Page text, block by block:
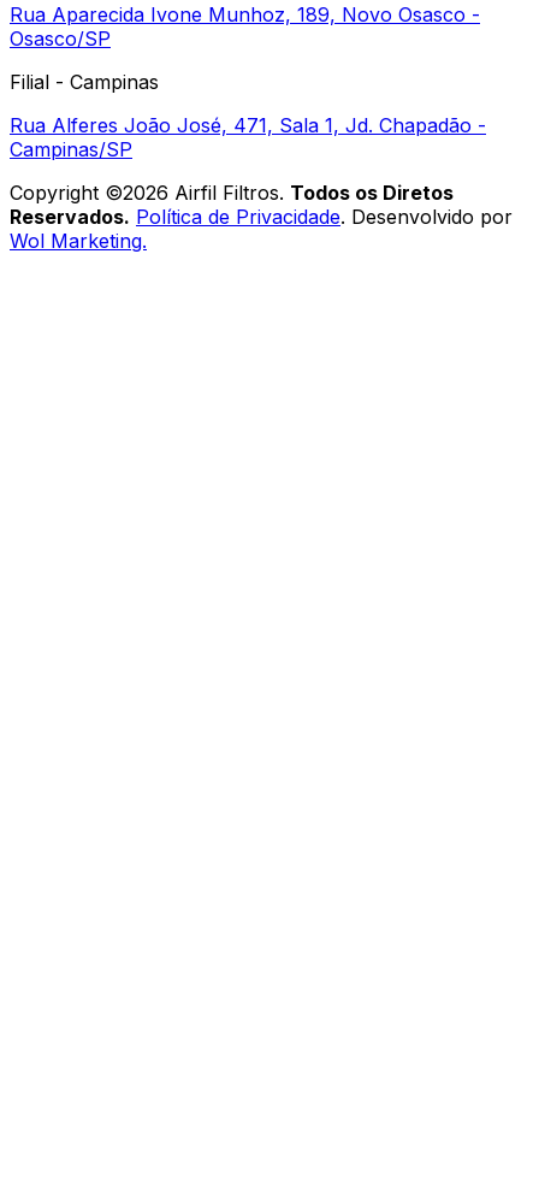
Rua Aparecida Ivone Munhoz, 189, Novo Osasco -
Osasco/SP
Filial - Campinas
Rua Alferes João José, 471, Sala 1, Jd. Chapadão -
Campinas/SP
Copyright ©2026 Airfil Filtros. Todos os Diretos
Reservados. Política de Privacidade. Desenvolvido por
Wol Marketing.